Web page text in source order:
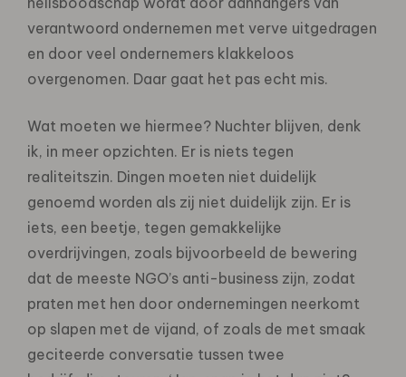
verantwoord ondernemen met verve uitgedragen
en door veel ondernemers klakkeloos
overgenomen. Daar gaat het pas echt mis.
Wat moeten we hiermee? Nuchter blijven, denk
ik, in meer opzichten. Er is niets tegen
realiteitszin. Dingen moeten niet duidelijk
genoemd worden als zij niet duidelijk zijn. Er is
iets, een beetje, tegen gemakkelijke
overdrijvingen, zoals bijvoorbeeld de bewering
dat de meeste NGO’s anti-business zijn, zodat
praten met hen door ondernemingen neerkomt
op slapen met de vijand, of zoals de met smaak
geciteerde conversatie tussen twee